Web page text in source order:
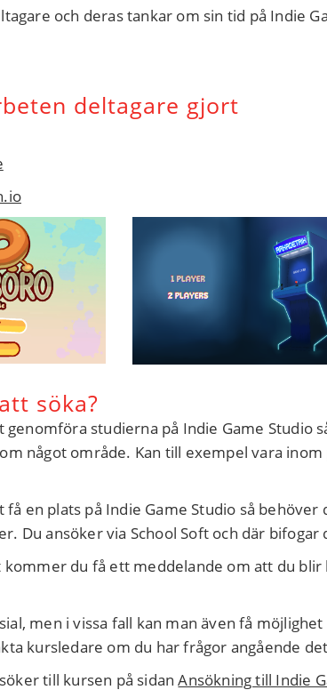
och deras tankar om sin tid på Indie
deltagare gjort
söka?
genomföra studierna på Indie Game Studio
något område. Kan till exempel vara
en plats på Indie Game Studio så
Du ansöker via School Soft och där
kommer du få ett meddelande om att du
men i vissa fall kan man även få
kursledare om du har frågor angående
till kursen på sidanAnsökning till Indie